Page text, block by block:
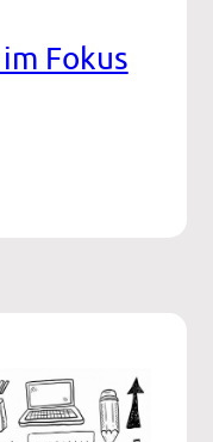
Fokus